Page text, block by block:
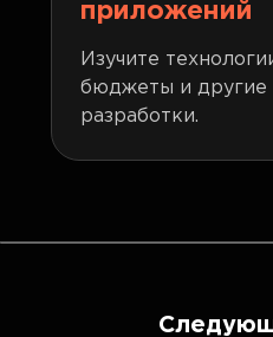
приложений
Изучите
бюджеты и другие
разработки.